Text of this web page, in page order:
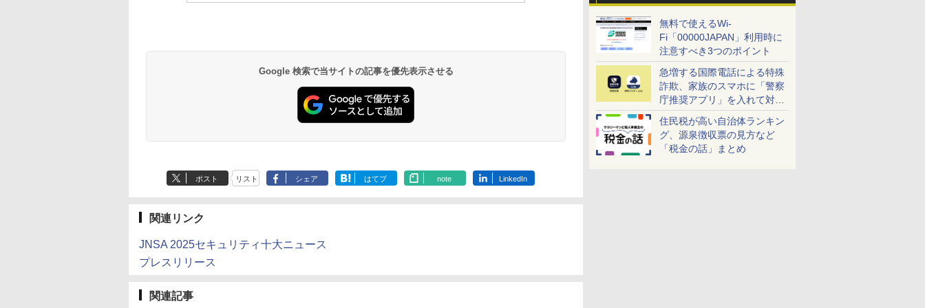
無料で使えるWi-
Fi「00000JAPAN」利用時に
注意すべき3つのポイント
急増する国際電話による特殊
詐欺、家族のスマホに「警察
庁推奨アプリ」を入れて対策
しよう！
住民税が高い自治体ランキン
グ、源泉徴収票の見方など
「税金の話」まとめ
Google 検索で当サイトの記事を優先表示させる
ポスト リスト シェア はてブ note LinkedIn
関連リンク
JNSA 2025セキュリティ十大ニュース
プレスリリース
関連記事